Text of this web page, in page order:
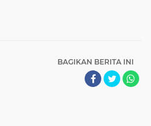
BAGIKAN BERITA INI